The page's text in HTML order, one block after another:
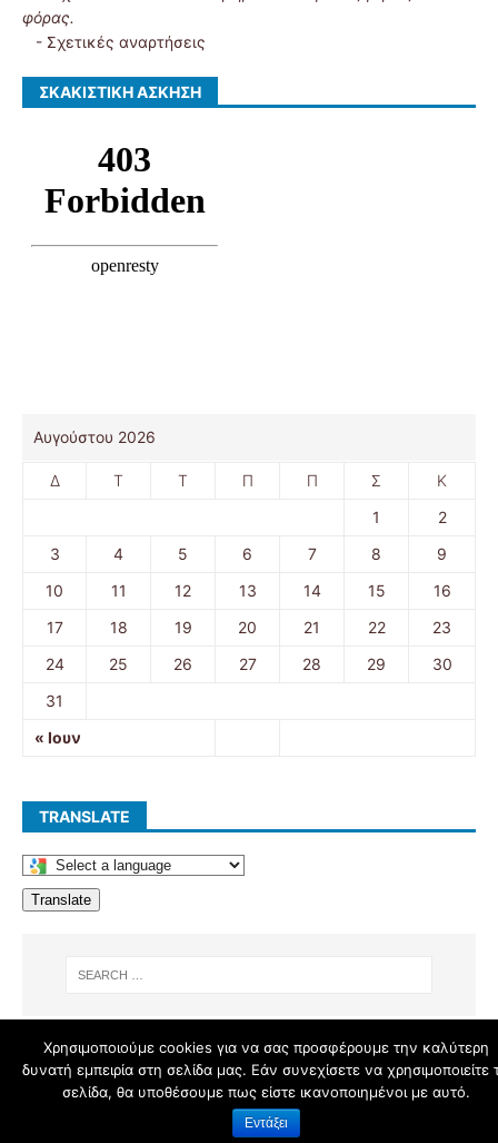
φόρας.
- Σχετικές αναρτήσεις
ΣΚΑΚΙΣΤΙΚΉ ΆΣΚΗΣΗ
Αυγούστου 2026
Δ Τ Τ Π Π Σ Κ
« Ιουν
1
2
3
4 5 6 7 8
9
10
11 12 13 14 15
16
17
18 19 20 21 22
23
24
25 26 27 28 29
30
31
TRANSLATE
Translate
schoolpress.sch.gr
Όροι Χρήσης schoolpress.sch.gr|Δήλωση προσβασιμότητας
Χρησιμοποιούμε cookies για να σας προσφέρουμε την καλύτερη
δυνατή εμπειρία στη σελίδα μας. Εάν συνεχίσετε να χρησιμοποιείτε
σελίδα, θα υποθέσουμε πως είστε ικανοποιημένοι με αυτό.
Εντάξει